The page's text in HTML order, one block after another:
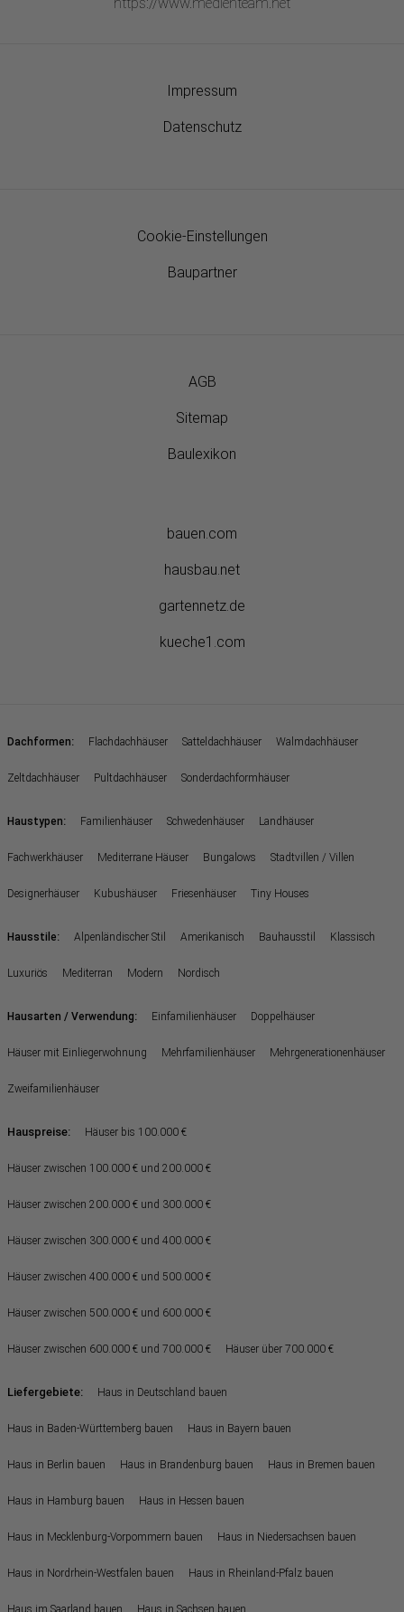
Impressum
Datenschutz
Cookie-Einstellungen
Baupartner
AGB
Sitemap
Baulexikon
bauen.com
hausbau.net
gartennetz.de
kueche1.com
Dachformen: Flachdachhäuser Satteldachhäuser Walmdachhäuser
Zeltdachhäuser Pultdachhäuser Sonderdachformhäuser
Haustypen: Familienhäuser Schwedenhäuser Landhäuser
Fachwerkhäuser Mediterrane Häuser Bungalows Stadtvillen / Villen
Designerhäuser Kubushäuser Friesenhäuser Tiny Houses
Hausstile: Alpenländischer Stil Amerikanisch Bauhausstil Klassisch
Luxuriös Mediterran Modern Nordisch
Hausarten / Verwendung: Einfamilienhäuser Doppelhäuser
Häuser mit Einliegerwohnung Mehrfamilienhäuser Mehrgenerationenhäuser
Zweifamilienhäuser
Hauspreise: Häuser bis 100.000 €
Häuser zwischen 100.000 € und 200.000 €
Häuser zwischen 200.000 € und 300.000 €
Häuser zwischen 300.000 € und 400.000 €
Häuser zwischen 400.000 € und 500.000 €
Häuser zwischen 500.000 € und 600.000 €
Häuser zwischen 600.000 € und 700.000 € Häuser über 700.000 €
Liefergebiete: Haus in Deutschland bauen
Haus in Baden-Württemberg bauen Haus in Bayern bauen
Haus in Berlin bauen Haus in Brandenburg bauen Haus in Bremen bauen
Haus in Hamburg bauen Haus in Hessen bauen
Haus in Mecklenburg-Vorpommern bauen Haus in Niedersachsen bauen
Haus in Nordrhein-Westfalen bauen Haus in Rheinland-Pfalz bauen
Haus im Saarland bauen Haus in Sachsen bauen